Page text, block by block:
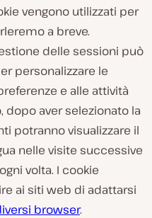
vengono utilizzati per
a breve.
delle sessioni può
personalizzare le
e alle attività
dopo aver selezionato la
potranno visualizzare il
nelle visite successive
volta. I cookie
ai siti web di adattarsi
browser.